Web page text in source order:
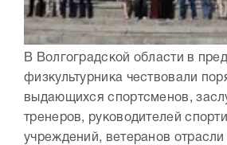
В Волгоградской области в
физкультурника чествовали
выдающихся спортсменов,
тренеров, руководителей
учреждений, ветеранов